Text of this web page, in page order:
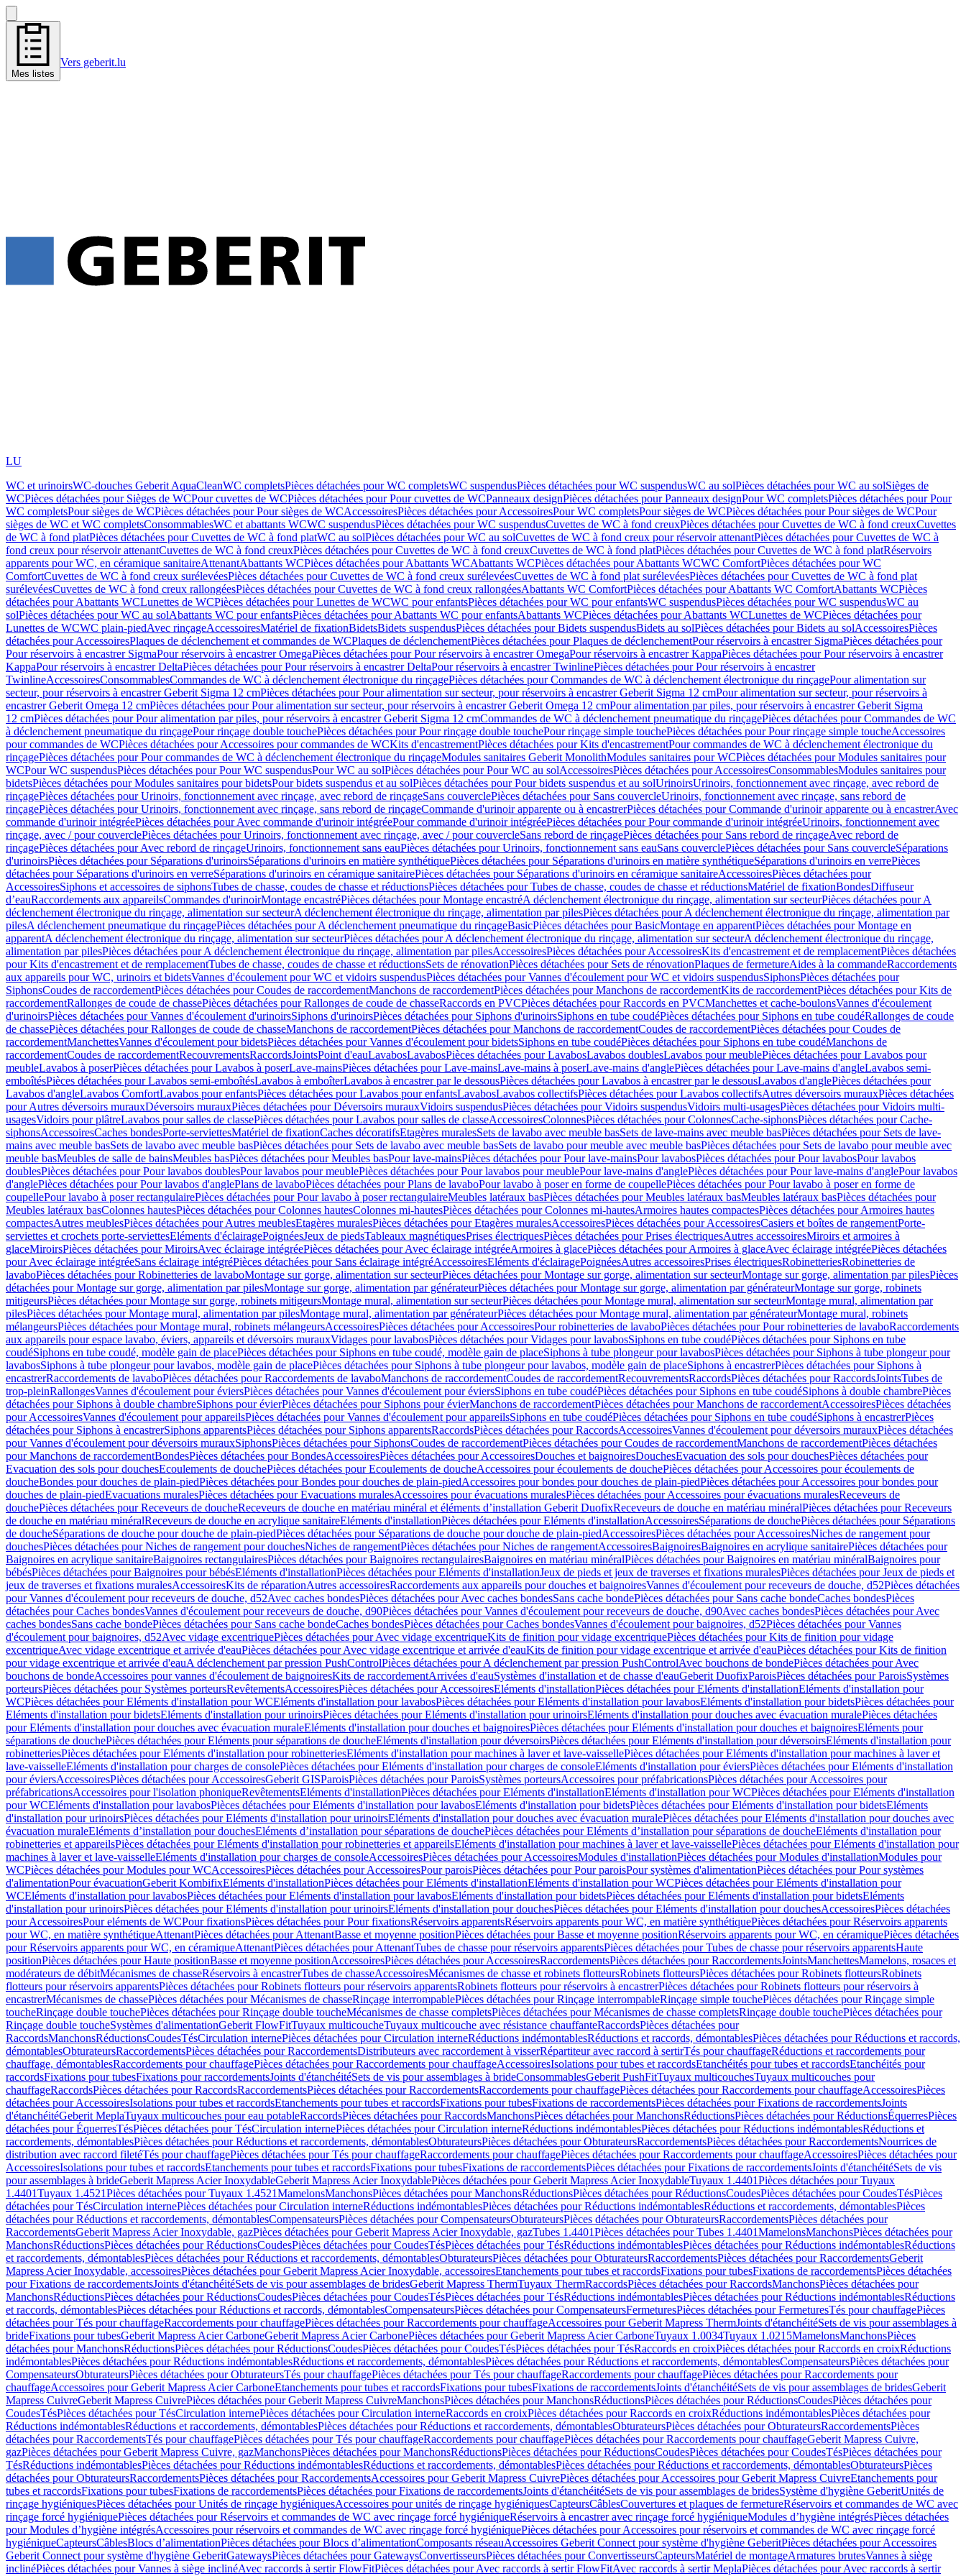
Mes listes
Vers geberit.lu
LU
WC et urinoirsWC-douches Geberit AquaCleanWC completsPièces détachées pour WC completsWC suspendusPièces détachées pour WC suspendusWC au solPièces détachées pour WC au solSièges de
WCPièces détachées pour Sièges de WCPour cuvettes de WCPièces détachées pour Pour cuvettes de WCPanneaux designPièces détachées pour Panneaux designPour WC completsPièces détachées pour Pour
WC completsPour sièges de WCPièces détachées pour Pour sièges de WCAccessoiresPièces détachées pour AccessoiresPour WC completsPour sièges de WCPièces détachées pour Pour sièges de WCPour
sièges de WC et WC completsConsommablesWC et abattants WCWC suspendusPièces détachées pour WC suspendusCuvettes de WC à fond creuxPièces détachées pour Cuvettes de WC à fond creuxCuvettes
de WC à fond platPièces détachées pour Cuvettes de WC à fond platWC au solPièces détachées pour WC au solCuvettes de WC à fond creux pour réservoir attenantPièces détachées pour Cuvettes de WC à
fond creux pour réservoir attenantCuvettes de WC à fond creuxPièces détachées pour Cuvettes de WC à fond creuxCuvettes de WC à fond platPièces détachées pour Cuvettes de WC à fond platRéservoirs
apparents pour WC, en céramique sanitaireAttenantAbattants WCPièces détachées pour Abattants WCAbattants WCPièces détachées pour Abattants WCWC ComfortPièces détachées pour WC
ComfortCuvettes de WC à fond creux surélevéesPièces détachées pour Cuvettes de WC à fond creux surélevéesCuvettes de WC à fond plat surélevéesPièces détachées pour Cuvettes de WC à fond plat
surélevéesCuvettes de WC à fond creux rallongéesPièces détachées pour Cuvettes de WC à fond creux rallongéesAbattants WC ComfortPièces détachées pour Abattants WC ComfortAbattants WCPièces
détachées pour Abattants WCLunettes de WCPièces détachées pour Lunettes de WCWC pour enfantsPièces détachées pour WC pour enfantsWC suspendusPièces détachées pour WC suspendusWC au
solPièces détachées pour WC au solAbattants WC pour enfantsPièces détachées pour Abattants WC pour enfantsAbattants WCPièces détachées pour Abattants WCLunettes de WCPièces détachées pour
Lunettes de WCWC plain-piedAvec rinçageAccessoiresMatériel de fixationBidetsBidets suspendusPièces détachées pour Bidets suspendusBidets au solPièces détachées pour Bidets au solAccessoiresPièces
détachées pour AccessoiresPlaques de déclenchement et commandes de WCPlaques de déclenchementPièces détachées pour Plaques de déclenchementPour réservoirs à encastrer SigmaPièces détachées pour
Pour réservoirs à encastrer SigmaPour réservoirs à encastrer OmegaPièces détachées pour Pour réservoirs à encastrer OmegaPour réservoirs à encastrer KappaPièces détachées pour Pour réservoirs à encastrer
KappaPour réservoirs à encastrer DeltaPièces détachées pour Pour réservoirs à encastrer DeltaPour réservoirs à encastrer TwinlinePièces détachées pour Pour réservoirs à encastrer
TwinlineAccessoiresConsommablesCommandes de WC à déclenchement électronique du rinçagePièces détachées pour Commandes de WC à déclenchement électronique du rinçagePour alimentation sur
secteur, pour réservoirs à encastrer Geberit Sigma 12 cmPièces détachées pour Pour alimentation sur secteur, pour réservoirs à encastrer Geberit Sigma 12 cmPour alimentation sur secteur, pour réservoirs à
encastrer Geberit Omega 12 cmPièces détachées pour Pour alimentation sur secteur, pour réservoirs à encastrer Geberit Omega 12 cmPour alimentation par piles, pour réservoirs à encastrer Geberit Sigma
12 cmPièces détachées pour Pour alimentation par piles, pour réservoirs à encastrer Geberit Sigma 12 cmCommandes de WC à déclenchement pneumatique du rinçagePièces détachées pour Commandes de WC
à déclenchement pneumatique du rinçagePour rinçage double touchePièces détachées pour Pour rinçage double touchePour rinçage simple touchePièces détachées pour Pour rinçage simple toucheAccessoires
pour commandes de WCPièces détachées pour Accessoires pour commandes de WCKits d'encastrementPièces détachées pour Kits d'encastrementPour commandes de WC à déclenchement électronique du
rinçagePièces détachées pour Pour commandes de WC à déclenchement électronique du rinçageModules sanitaires Geberit MonolithModules sanitaires pour WCPièces détachées pour Modules sanitaires pour
WCPour WC suspendusPièces détachées pour Pour WC suspendusPour WC au solPièces détachées pour Pour WC au solAccessoiresPièces détachées pour AccessoiresConsommablesModules sanitaires pour
bidetsPièces détachées pour Modules sanitaires pour bidetsPour bidets suspendus et au solPièces détachées pour Pour bidets suspendus et au solUrinoirsUrinoirs, fonctionnement avec rinçage, avec rebord de
rinçagePièces détachées pour Urinoirs, fonctionnement avec rinçage, avec rebord de rinçageSans couverclePièces détachées pour Sans couvercleUrinoirs, fonctionnement avec rinçage, sans rebord de
rinçagePièces détachées pour Urinoirs, fonctionnement avec rinçage, sans rebord de rinçageCommande d'urinoir apparente ou à encastrerPièces détachées pour Commande d'urinoir apparente ou à encastrerAvec
commande d'urinoir intégréePièces détachées pour Avec commande d'urinoir intégréePour commande d'urinoir intégréePièces détachées pour Pour commande d'urinoir intégréeUrinoirs, fonctionnement avec
rinçage, avec / pour couverclePièces détachées pour Urinoirs, fonctionnement avec rinçage, avec / pour couvercleSans rebord de rinçagePièces détachées pour Sans rebord de rinçageAvec rebord de
rinçagePièces détachées pour Avec rebord de rinçageUrinoirs, fonctionnement sans eauPièces détachées pour Urinoirs, fonctionnement sans eauSans couverclePièces détachées pour Sans couvercleSéparations
d'urinoirsPièces détachées pour Séparations d'urinoirsSéparations d'urinoirs en matière synthétiquePièces détachées pour Séparations d'urinoirs en matière synthétiqueSéparations d'urinoirs en verrePièces
détachées pour Séparations d'urinoirs en verreSéparations d'urinoirs en céramique sanitairePièces détachées pour Séparations d'urinoirs en céramique sanitaireAccessoiresPièces détachées pour
AccessoiresSiphons et accessoires de siphonsTubes de chasse, coudes de chasse et réductionsPièces détachées pour Tubes de chasse, coudes de chasse et réductionsMatériel de fixationBondesDiffuseur
d’eauRaccordements aux appareilsCommandes d'urinoirMontage encastréPièces détachées pour Montage encastréA déclenchement électronique du rinçage, alimentation sur secteurPièces détachées pour A
déclenchement électronique du rinçage, alimentation sur secteurA déclenchement électronique du rinçage, alimentation par pilesPièces détachées pour A déclenchement électronique du rinçage, alimentation par
pilesA déclenchement pneumatique du rinçagePièces détachées pour A déclenchement pneumatique du rinçageBasicPièces détachées pour BasicMontage en apparentPièces détachées pour Montage en
apparentA déclenchement électronique du rinçage, alimentation sur secteurPièces détachées pour A déclenchement électronique du rinçage, alimentation sur secteurA déclenchement électronique du rinçage,
alimentation par pilesPièces détachées pour A déclenchement électronique du rinçage, alimentation par pilesAccessoiresPièces détachées pour AccessoiresKits d'encastrement et de remplacementPièces détachées
pour Kits d'encastrement et de remplacementTubes de chasse, coudes de chasse et réductionsSets de rénovationPièces détachées pour Sets de rénovationPlaques de fermetureAides à la commandeRaccordements
aux appareils pour WC, urinoirs et bidetsVannes d'écoulement pour WC et vidoirs suspendusPièces détachées pour Vannes d'écoulement pour WC et vidoirs suspendusSiphonsPièces détachées pour
SiphonsCoudes de raccordementPièces détachées pour Coudes de raccordementManchons de raccordementPièces détachées pour Manchons de raccordementKits de raccordementPièces détachées pour Kits de
raccordementRallonges de coude de chassePièces détachées pour Rallonges de coude de chasseRaccords en PVCPièces détachées pour Raccords en PVCManchettes et cache-boulonsVannes d'écoulement
d'urinoirsPièces détachées pour Vannes d'écoulement d'urinoirsSiphons d'urinoirsPièces détachées pour Siphons d'urinoirsSiphons en tube coudéPièces détachées pour Siphons en tube coudéRallonges de coude
de chassePièces détachées pour Rallonges de coude de chasseManchons de raccordementPièces détachées pour Manchons de raccordementCoudes de raccordementPièces détachées pour Coudes de
raccordementManchettesVannes d'écoulement pour bidetsPièces détachées pour Vannes d'écoulement pour bidetsSiphons en tube coudéPièces détachées pour Siphons en tube coudéManchons de
raccordementCoudes de raccordementRecouvrementsRaccordsJointsPoint d'eauLavabosLavabosPièces détachées pour LavabosLavabos doublesLavabos pour meublePièces détachées pour Lavabos pour
meubleLavabos à poserPièces détachées pour Lavabos à poserLave-mainsPièces détachées pour Lave-mainsLave-mains à poserLave-mains d'anglePièces détachées pour Lave-mains d'angleLavabos semi-
emboîtésPièces détachées pour Lavabos semi-emboîtésLavabos à emboîterLavabos à encastrer par le dessousPièces détachées pour Lavabos à encastrer par le dessousLavabos d'anglePièces détachées pour
Lavabos d'angleLavabos ComfortLavabos pour enfantsPièces détachées pour Lavabos pour enfantsLavabosLavabos collectifsPièces détachées pour Lavabos collectifsAutres déversoirs murauxPièces détachées
pour Autres déversoirs murauxDéversoirs murauxPièces détachées pour Déversoirs murauxVidoirs suspendusPièces détachées pour Vidoirs suspendusVidoirs multi-usagesPièces détachées pour Vidoirs multi-
usagesVidoirs pour plâtreLavabos pour salles de classePièces détachées pour Lavabos pour salles de classeAccessoiresColonnesPièces détachées pour ColonnesCache-siphonsPièces détachées pour Cache-
siphonsAccessoiresCaches bondesPorte-serviettesMatériel de fixationCaches décoratifsEtagères muralesSets de lavabo avec meuble basSets de lave-mains avec meuble basPièces détachées pour Sets de lave-
mains avec meuble basSets de lavabo avec meuble basPièces détachées pour Sets de lavabo avec meuble basSets de lavabo pour meuble avec meuble basPièces détachées pour Sets de lavabo pour meuble avec
meuble basMeubles de salle de bainsMeubles basPièces détachées pour Meubles basPour lave-mainsPièces détachées pour Pour lave-mainsPour lavabosPièces détachées pour Pour lavabosPour lavabos
doublesPièces détachées pour Pour lavabos doublesPour lavabos pour meublePièces détachées pour Pour lavabos pour meublePour lave-mains d'anglePièces détachées pour Pour lave-mains d'anglePour lavabos
d'anglePièces détachées pour Pour lavabos d'anglePlans de lavaboPièces détachées pour Plans de lavaboPour lavabo à poser en forme de coupellePièces détachées pour Pour lavabo à poser en forme de
coupellePour lavabo à poser rectangulairePièces détachées pour Pour lavabo à poser rectangulaireMeubles latéraux basPièces détachées pour Meubles latéraux basMeubles latéraux basPièces détachées pour
Meubles latéraux basColonnes hautesPièces détachées pour Colonnes hautesColonnes mi-hautesPièces détachées pour Colonnes mi-hautesArmoires hautes compactesPièces détachées pour Armoires hautes
compactesAutres meublesPièces détachées pour Autres meublesEtagères muralesPièces détachées pour Etagères muralesAccessoiresPièces détachées pour AccessoiresCasiers et boîtes de rangementPorte-
serviettes et crochets porte-serviettesEléments d'éclairagePoignéesJeux de piedsTableaux magnétiquesPrises électriquesPièces détachées pour Prises électriquesAutres accessoiresMiroirs et armoires à
glaceMiroirsPièces détachées pour MiroirsAvec éclairage intégréePièces détachées pour Avec éclairage intégréeArmoires à glacePièces détachées pour Armoires à glaceAvec éclairage intégréePièces détachées
pour Avec éclairage intégréeSans éclairage intégréPièces détachées pour Sans éclairage intégréAccessoiresEléments d'éclairagePoignéesAutres accessoiresPrises électriquesRobinetteriesRobinetteries de
lavaboPièces détachées pour Robinetteries de lavaboMontage sur gorge, alimentation sur secteurPièces détachées pour Montage sur gorge, alimentation sur secteurMontage sur gorge, alimentation par pilesPièces
détachées pour Montage sur gorge, alimentation par pilesMontage sur gorge, alimentation par générateurPièces détachées pour Montage sur gorge, alimentation par générateurMontage sur gorge, robinets
mitigeursPièces détachées pour Montage sur gorge, robinets mitigeursMontage mural, alimentation sur secteurPièces détachées pour Montage mural, alimentation sur secteurMontage mural, alimentation par
pilesPièces détachées pour Montage mural, alimentation par pilesMontage mural, alimentation par générateurPièces détachées pour Montage mural, alimentation par générateurMontage mural, robinets
mélangeursPièces détachées pour Montage mural, robinets mélangeursAccessoiresPièces détachées pour AccessoiresPour robinetteries de lavaboPièces détachées pour Pour robinetteries de lavaboRaccordements
aux appareils pour espace lavabo, éviers, appareils et déversoirs murauxVidages pour lavabosPièces détachées pour Vidages pour lavabosSiphons en tube coudéPièces détachées pour Siphons en tube
coudéSiphons en tube coudé, modèle gain de placePièces détachées pour Siphons en tube coudé, modèle gain de placeSiphons à tube plongeur pour lavabosPièces détachées pour Siphons à tube plongeur pour
lavabosSiphons à tube plongeur pour lavabos, modèle gain de placePièces détachées pour Siphons à tube plongeur pour lavabos, modèle gain de placeSiphons à encastrerPièces détachées pour Siphons à
encastrerRaccordements de lavaboPièces détachées pour Raccordements de lavaboManchons de raccordementCoudes de raccordementRecouvrementsRaccordsPièces détachées pour RaccordsJointsTubes de
trop-pleinRallongesVannes d'écoulement pour éviersPièces détachées pour Vannes d'écoulement pour éviersSiphons en tube coudéPièces détachées pour Siphons en tube coudéSiphons à double chambrePièces
détachées pour Siphons à double chambreSiphons pour évierPièces détachées pour Siphons pour évierManchons de raccordementPièces détachées pour Manchons de raccordementAccessoiresPièces détachées
pour AccessoiresVannes d'écoulement pour appareilsPièces détachées pour Vannes d'écoulement pour appareilsSiphons en tube coudéPièces détachées pour Siphons en tube coudéSiphons à encastrerPièces
détachées pour Siphons à encastrerSiphons apparentsPièces détachées pour Siphons apparentsRaccordsPièces détachées pour RaccordsAccessoiresVannes d'écoulement pour déversoirs murauxPièces détachées
pour Vannes d'écoulement pour déversoirs murauxSiphonsPièces détachées pour SiphonsCoudes de raccordementPièces détachées pour Coudes de raccordementManchons de raccordementPièces détachées
pour Manchons de raccordementBondesPièces détachées pour BondesAccessoiresPièces détachées pour AccessoiresDouches et baignoiresDouchesEvacuation des sols pour douchesPièces détachées pour
Evacuation des sols pour douchesEcoulements de douchePièces détachées pour Ecoulements de doucheAccessoires pour écoulements de douchePièces détachées pour Accessoires pour écoulements de
doucheBondes pour douches de plain-piedPièces détachées pour Bondes pour douches de plain-piedAccessoires pour bondes pour douches de plain-piedPièces détachées pour Accessoires pour bondes pour
douches de plain-piedEvacuations muralesPièces détachées pour Evacuations muralesAccessoires pour évacuations muralesPièces détachées pour Accessoires pour évacuations muralesReceveurs de
douchePièces détachées pour Receveurs de doucheReceveurs de douche en matériau minéral et éléments d’installation Geberit DuofixReceveurs de douche en matériau minéralPièces détachées pour Receveurs
de douche en matériau minéralReceveurs de douche en acrylique sanitaireEléments d'installationPièces détachées pour Eléments d'installationAccessoiresSéparations de douchePièces détachées pour Séparations
de doucheSéparations de douche pour douche de plain-piedPièces détachées pour Séparations de douche pour douche de plain-piedAccessoiresPièces détachées pour AccessoiresNiches de rangement pour
douchesPièces détachées pour Niches de rangement pour douchesNiches de rangementPièces détachées pour Niches de rangementAccessoiresBaignoiresBaignoires en acrylique sanitairePièces détachées pour
Baignoires en acrylique sanitaireBaignoires rectangulairesPièces détachées pour Baignoires rectangulairesBaignoires en matériau minéralPièces détachées pour Baignoires en matériau minéralBaignoires pour
bébésPièces détachées pour Baignoires pour bébésEléments d'installationPièces détachées pour Eléments d'installationJeux de pieds et jeux de traverses et fixations muralesPièces détachées pour Jeux de pieds et
jeux de traverses et fixations muralesAccessoiresKits de réparationAutres accessoiresRaccordements aux appareils pour douches et baignoiresVannes d'écoulement pour receveurs de douche, d52Pièces détachées
pour Vannes d'écoulement pour receveurs de douche, d52Avec caches bondesPièces détachées pour Avec caches bondesSans cache bondePièces détachées pour Sans cache bondeCaches bondesPièces
détachées pour Caches bondesVannes d'écoulement pour receveurs de douche, d90Pièces détachées pour Vannes d'écoulement pour receveurs de douche, d90Avec caches bondesPièces détachées pour Avec
caches bondesSans cache bondePièces détachées pour Sans cache bondeCaches bondesPièces détachées pour Caches bondesVannes d'écoulement pour baignoires, d52Pièces détachées pour Vannes
d'écoulement pour baignoires, d52Avec vidage excentriquePièces détachées pour Avec vidage excentriqueKits de finition pour vidage excentriquePièces détachées pour Kits de finition pour vidage
excentriqueAvec vidage excentrique et arrivée d'eauPièces détachées pour Avec vidage excentrique et arrivée d'eauKits de finition pour vidage excentrique et arrivée d'eauPièces détachées pour Kits de finition
pour vidage excentrique et arrivée d'eauA déclenchement par pression PushControlPièces détachées pour A déclenchement par pression PushControlAvec bouchons de bondePièces détachées pour Avec
bouchons de bondeAccessoires pour vannes d'écoulement de baignoiresKits de raccordementArrivées d'eauSystèmes d'installation et de chasse d'eauGeberit DuofixParoisPièces détachées pour ParoisSystèmes
porteursPièces détachées pour Systèmes porteursRevêtementsAccessoiresPièces détachées pour AccessoiresEléments d'installationPièces détachées pour Eléments d'installationEléments d'installation pour
WCPièces détachées pour Eléments d'installation pour WCEléments d'installation pour lavabosPièces détachées pour Eléments d'installation pour lavabosEléments d'installation pour bidetsPièces détachées pour
Eléments d'installation pour bidetsEléments d'installation pour urinoirsPièces détachées pour Eléments d'installation pour urinoirsEléments d'installation pour douches avec évacuation muralePièces détachées
pour Eléments d'installation pour douches avec évacuation muraleEléments d'installation pour douches et baignoiresPièces détachées pour Eléments d'installation pour douches et baignoiresEléments pour
séparations de douchePièces détachées pour Eléments pour séparations de doucheEléments d'installation pour déversoirsPièces détachées pour Eléments d'installation pour déversoirsEléments d'installation pour
robinetteriesPièces détachées pour Eléments d'installation pour robinetteriesEléments d'installation pour machines à laver et lave-vaissellePièces détachées pour Eléments d'installation pour machines à laver et
lave-vaisselleEléments d'installation pour charges de consolePièces détachées pour Eléments d'installation pour charges de consoleEléments d'installation pour éviersPièces détachées pour Eléments d'installation
pour éviersAccessoiresPièces détachées pour AccessoiresGeberit GISParoisPièces détachées pour ParoisSystèmes porteursAccessoires pour préfabricationsPièces détachées pour Accessoires pour
préfabricationsAccessoires pour l'isolation phoniqueRevêtementsEléments d'installationPièces détachées pour Eléments d'installationEléments d'installation pour WCPièces détachées pour Eléments d'installation
pour WCEléments d'installation pour lavabosPièces détachées pour Eléments d'installation pour lavabosEléments d'installation pour bidetsPièces détachées pour Eléments d'installation pour bidetsEléments
d'installation pour urinoirsPièces détachées pour Eléments d'installation pour urinoirsEléments d'installation pour douches avec évacuation muralePièces détachées pour Eléments d'installation pour douches avec
évacuation muraleEléments d’installation pour douchesEléments d’installation pour séparations de douchePièces détachées pour Eléments d’installation pour séparations de doucheEléments d'installation pour
robinetteries et appareilsPièces détachées pour Eléments d'installation pour robinetteries et appareilsEléments d'installation pour machines à laver et lave-vaissellePièces détachées pour Eléments d'installation pour
machines à laver et lave-vaisselleEléments d'installation pour charges de consoleAccessoiresPièces détachées pour AccessoiresModules d'installationPièces détachées pour Modules d'installationModules pour
WCPièces détachées pour Modules pour WCAccessoiresPièces détachées pour AccessoiresPour paroisPièces détachées pour Pour paroisPour systèmes d'alimentationPièces détachées pour Pour systèmes
d'alimentationPour évacuationGeberit KombifixEléments d'installationPièces détachées pour Eléments d'installationEléments d'installation pour WCPièces détachées pour Eléments d'installation pour
WCEléments d'installation pour lavabosPièces détachées pour Eléments d'installation pour lavabosEléments d'installation pour bidetsPièces détachées pour Eléments d'installation pour bidetsEléments
d'installation pour urinoirsPièces détachées pour Eléments d'installation pour urinoirsEléments d'installation pour douchesPièces détachées pour Eléments d'installation pour douchesAccessoiresPièces détachées
pour AccessoiresPour eléments de WCPour fixationsPièces détachées pour Pour fixationsRéservoirs apparentsRéservoirs apparents pour WC, en matière synthétiquePièces détachées pour Réservoirs apparents
pour WC, en matière synthétiqueAttenantPièces détachées pour AttenantBasse et moyenne positionPièces détachées pour Basse et moyenne positionRéservoirs apparents pour WC, en céramiquePièces détachées
pour Réservoirs apparents pour WC, en céramiqueAttenantPièces détachées pour AttenantTubes de chasse pour réservoirs apparentsPièces détachées pour Tubes de chasse pour réservoirs apparentsHaute
positionPièces détachées pour Haute positionBasse et moyenne positionAccessoiresPièces détachées pour AccessoiresRaccordementsPièces détachées pour RaccordementsJointsManchettesMamelons, rosaces et
modérateurs de débitMécanismes de chasseRéservoirs à encastrerTubes de chasseAccessoiresMécanismes de chasse et robinets flotteursRobinets flotteursPièces détachées pour Robinets flotteursRobinets
flotteurs pour réservoirs apparentsPièces détachées pour Robinets flotteurs pour réservoirs apparentsRobinets flotteurs pour réservoirs à encastrerPièces détachées pour Robinets flotteurs pour réservoirs à
encastrerMécanismes de chassePièces détachées pour Mécanismes de chasseRinçage interrompablePièces détachées pour Rinçage interrompableRinçage simple touchePièces détachées pour Rinçage simple
toucheRinçage double touchePièces détachées pour Rinçage double toucheMécanismes de chasse completsPièces détachées pour Mécanismes de chasse completsRinçage double touchePièces détachées pour
Rinçage double toucheSystèmes d'alimentationGeberit FlowFitTuyaux multicoucheTuyaux multicouche avec résistance chauffanteRaccordsPièces détachées pour
RaccordsManchonsRéductionsCoudesTésCirculation internePièces détachées pour Circulation interneRéductions indémontablesRéductions et raccords, démontablesPièces détachées pour Réductions et raccords,
démontablesObturateursRaccordementsPièces détachées pour RaccordementsDistributeurs avec raccordement à visserRépartiteur avec raccord à sertirTés pour chauffageRéductions et raccordements pour
chauffage, démontablesRaccordements pour chauffagePièces détachées pour Raccordements pour chauffageAccessoiresIsolations pour tubes et raccordsEtanchéités pour tubes et raccordsEtanchéités pour
raccordsFixations pour tubesFixations pour raccordementsJoints d'étanchéitéSets de vis pour assemblages à brideConsommablesGeberit PushFitTuyaux multicouchesTuyaux multicouches pour
chauffageRaccordsPièces détachées pour RaccordsRaccordementsPièces détachées pour RaccordementsRaccordements pour chauffagePièces détachées pour Raccordements pour chauffageAccessoiresPièces
détachées pour AccessoiresIsolations pour tubes et raccordsEtanchements pour tubes et raccordsFixations pour tubesFixations de raccordementsPièces détachées pour Fixations de raccordementsJoints
d'étanchéitéGeberit MeplaTuyaux multicouches pour eau potableRaccordsPièces détachées pour RaccordsManchonsPièces détachées pour ManchonsRéductionsPièces détachées pour RéductionsÉquerresPièces
détachées pour ÉquerresTésPièces détachées pour TésCirculation internePièces détachées pour Circulation interneRéductions indémontablesPièces détachées pour Réductions indémontablesRéductions et
raccordements, démontablesPièces détachées pour Réductions et raccordements, démontablesObturateursPièces détachées pour ObturateursRaccordementsPièces détachées pour RaccordementsNourrices de
distribution avec raccord filetéTés pour chauffagePièces détachées pour Tés pour chauffageRaccordements pour chauffagePièces détachées pour Raccordements pour chauffageAccessoiresPièces détachées pour
AccessoiresIsolations pour tubes et raccordsEtanchements pour tubes et raccordsFixations pour tubesFixations de raccordementsPièces détachées pour Fixations de raccordementsJoints d'étanchéitéSets de vis
pour assemblages à brideGeberit Mapress Acier InoxydableGeberit Mapress Acier InoxydablePièces détachées pour Geberit Mapress Acier InoxydableTuyaux 1.4401Pièces détachées pour Tuyaux
1.4401Tuyaux 1.4521Pièces détachées pour Tuyaux 1.4521MamelonsManchonsPièces détachées pour ManchonsRéductionsPièces détachées pour RéductionsCoudesPièces détachées pour CoudesTésPièces
détachées pour TésCirculation internePièces détachées pour Circulation interneRéductions indémontablesPièces détachées pour Réductions indémontablesRéductions et raccordements, démontablesPièces
détachées pour Réductions et raccordements, démontablesCompensateursPièces détachées pour CompensateursObturateursPièces détachées pour ObturateursRaccordementsPièces détachées pour
RaccordementsGeberit Mapress Acier Inoxydable, gazPièces détachées pour Geberit Mapress Acier Inoxydable, gazTubes 1.4401Pièces détachées pour Tubes 1.4401MamelonsManchonsPièces détachées pour
ManchonsRéductionsPièces détachées pour RéductionsCoudesPièces détachées pour CoudesTésPièces détachées pour TésRéductions indémontablesPièces détachées pour Réductions indémontablesRéductions
et raccordements, démontablesPièces détachées pour Réductions et raccordements, démontablesObturateursPièces détachées pour ObturateursRaccordementsPièces détachées pour RaccordementsGeberit
Mapress Acier Inoxydable, accessoiresPièces détachées pour Geberit Mapress Acier Inoxydable, accessoiresEtanchements pour tubes et raccordsFixations pour tubesFixations de raccordementsPièces détachées
pour Fixations de raccordementsJoints d'étanchéitéSets de vis pour assemblages de bridesGeberit Mapress ThermTuyaux ThermRaccordsPièces détachées pour RaccordsManchonsPièces détachées pour
ManchonsRéductionsPièces détachées pour RéductionsCoudesPièces détachées pour CoudesTésPièces détachées pour TésRéductions indémontablesPièces détachées pour Réductions indémontablesRéductions
et raccords, démontablesPièces détachées pour Réductions et raccords, démontablesCompensateursPièces détachées pour CompensateursFermeturesPièces détachées pour FermeturesTés pour chauffagePièces
détachées pour Tés pour chauffageRaccordements pour chauffagePièces détachées pour Raccordements pour chauffageAccessoires pour Geberit Mapress ThermJoints d'étanchéitéSets de vis pour assemblages à
brideFixations pour tubesGeberit Mapress Acier CarboneGeberit Mapress Acier CarbonePièces détachées pour Geberit Mapress Acier CarboneTuyaux 1.0034Tuyaux 1.0215MamelonsManchonsPièces
détachées pour ManchonsRéductionsPièces détachées pour RéductionsCoudesPièces détachées pour CoudesTésPièces détachées pour TésRaccords en croixPièces détachées pour Raccords en croixRéductions
indémontablesPièces détachées pour Réductions indémontablesRéductions et raccordements, démontablesPièces détachées pour Réductions et raccordements, démontablesCompensateursPièces détachées pour
CompensateursObturateursPièces détachées pour ObturateursTés pour chauffagePièces détachées pour Tés pour chauffageRaccordements pour chauffagePièces détachées pour Raccordements pour
chauffageAccessoires pour Geberit Mapress Acier CarboneEtanchements pour tubes et raccordsFixations pour tubesFixations de raccordementsJoints d'étanchéitéSets de vis pour assemblages de bridesGeberit
Mapress CuivreGeberit Mapress CuivrePièces détachées pour Geberit Mapress CuivreManchonsPièces détachées pour ManchonsRéductionsPièces détachées pour RéductionsCoudesPièces détachées pour
CoudesTésPièces détachées pour TésCirculation internePièces détachées pour Circulation interneRaccords en croixPièces détachées pour Raccords en croixRéductions indémontablesPièces détachées pour
Réductions indémontablesRéductions et raccordements, démontablesPièces détachées pour Réductions et raccordements, démontablesObturateursPièces détachées pour ObturateursRaccordementsPièces
détachées pour RaccordementsTés pour chauffagePièces détachées pour Tés pour chauffageRaccordements pour chauffagePièces détachées pour Raccordements pour chauffageGeberit Mapress Cuivre,
gazPièces détachées pour Geberit Mapress Cuivre, gazManchonsPièces détachées pour ManchonsRéductionsPièces détachées pour RéductionsCoudesPièces détachées pour CoudesTésPièces détachées pour
TésRéductions indémontablesPièces détachées pour Réductions indémontablesRéductions et raccordements, démontablesPièces détachées pour Réductions et raccordements, démontablesObturateursPièces
détachées pour ObturateursRaccordementsPièces détachées pour RaccordementsAccessoires pour Geberit Mapress CuivrePièces détachées pour Accessoires pour Geberit Mapress CuivreEtanchements pour
tubes et raccordsFixations pour tubesFixations de raccordementsPièces détachées pour Fixations de raccordementsJoints d'étanchéitéSets de vis pour assemblages de bridesSystème d'hygiène GeberitUnités de
rinçage hygiéniquesPièces détachées pour Unités de rinçage hygiéniquesAccessoires pour unités de rinçage hygiéniquesCapteursCâblesCouvertures et plaques de fermetureRéservoirs et commandes de WC avec
rinçage forcé hygiéniquePièces détachées pour Réservoirs et commandes de WC avec rinçage forcé hygiéniqueRéservoirs à encastrer avec rinçage forcé hygiéniqueModules d’hygiène intégrésPièces détachées
pour Modules d’hygiène intégrésAccessoires pour réservoirs et commandes de WC avec rinçage forcé hygiéniquePièces détachées pour Accessoires pour réservoirs et commandes de WC avec rinçage forcé
hygiéniqueCapteursCâblesBlocs d’alimentationPièces détachées pour Blocs d’alimentationComposants réseauAccessoires Geberit Connect pour système d'hygiène GeberitPièces détachées pour Accessoires
Geberit Connect pour système d'hygiène GeberitGatewaysPièces détachées pour GatewaysConvertisseursPièces détachées pour ConvertisseursCapteursMatériel de montageArmatures brutesVannes à siège
inclinéPièces détachées pour Vannes à siège inclinéAvec raccords à sertir FlowFitPièces détachées pour Avec raccords à sertir FlowFitAvec raccords à sertir MeplaPièces détachées pour Avec raccords à sertir